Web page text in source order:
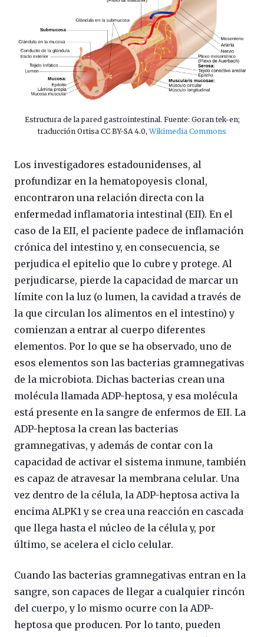
Estructura de la pared gastrointestinal. Fuente: Goran tek-en;
traducción Ortisa CC BY-SA 4.0,Wikimedia Commons
Los investigadores estadounidenses, al
profundizar en la hematopoyesis clonal,
encontraron una relación directa con la
enfermedad inflamatoria intestinal (EII). En el
caso de la EII, el paciente padece de inflamación
crónica del intestino y, en consecuencia, se
perjudica el epitelio que lo cubre y protege. Al
perjudicarse, pierde la capacidad de marcar un
límite con la luz (o lumen, la cavidad a través de
la que circulan los alimentos en el intestino) y
comienzan a entrar al cuerpo diferentes
elementos. Por lo que se ha observado, uno de
esos elementos son las bacterias gramnegativas
de la microbiota. Dichas bacterias crean una
molécula llamada ADP-heptosa, y esa molécula
está presente en la sangre de enfermos de EII. La
ADP-heptosa la crean las bacterias
gramnegativas, y además de contar con la
capacidad de activar el sistema inmune, también
es capaz de atravesar la membrana celular. Una
vez dentro de la célula, la ADP-heptosa activa la
encima ALPK1 y se crea una reacción en cascada
que llega hasta el núcleo de la célula y, por
último, se acelera el ciclo celular.
Cuando las bacterias gramnegativas entran en la
sangre, son capaces de llegar a cualquier rincón
del cuerpo, y lo mismo ocurre con la ADP-
heptosa que producen. Por lo tanto, pueden